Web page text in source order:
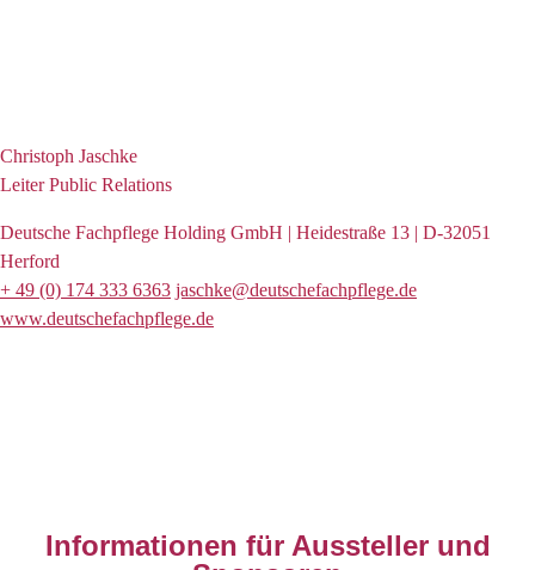
Christoph Jaschke
Leiter Public Relations
Deutsche Fachpflege Holding GmbH | Heidestraße 13 | D-32051
Herford
+ 49 (0) 174 333 6363 jaschke@deutschefachpflege.de
www.deutschefachpflege.de
Informationen für Aussteller und